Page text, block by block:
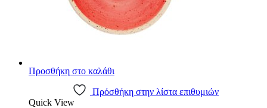
Προσθήκη στο καλάθι
Πρόσθήκη στην λίστα επιθυμιών
Quick View